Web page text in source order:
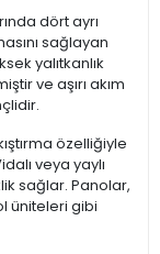
dört ayrı
sağlayan
yalıtkanlık
ve aşırı akım
özelliğiyle
veya yaylı
sağlar. Panolar,
üniteleri gibi